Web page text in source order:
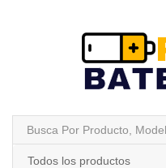
Todos los productos